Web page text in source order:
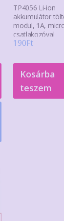
TP4056 Li-ion
akkumulátor
modul, 1A,
csatlakozóval
190Ft
Kosárba
teszem